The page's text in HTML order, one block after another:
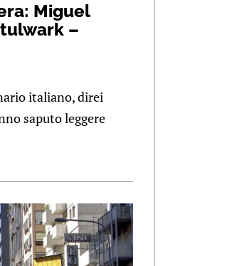
Miguel
–
italiano, direi
saputo leggere